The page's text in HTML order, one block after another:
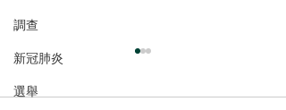
調查
新冠肺炎
選舉